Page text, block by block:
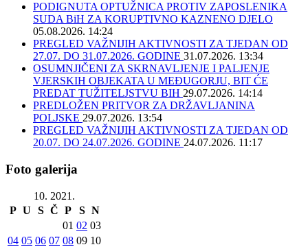
PODIGNUTA OPTUŽNICA PROTIV ZAPOSLENIKA
SUDA BiH ZA KORUPTIVNO KAZNENO DJELO
05.08.2026. 14:24
PREGLED VAŽNIJIH AKTIVNOSTI ZA TJEDAN OD
27.07. DO 31.07.2026. GODINE 31.07.2026. 13:34
OSUMNJIČENI ZA SKRNAVLJENJE I PALJENJE
VJERSKIH OBJEKATA U MEĐUGORJU, BIT ĆE
PREDAT TUŽITELJSTVU BIH 29.07.2026. 14:14
PREDLOŽEN PRITVOR ZA DRŽAVLJANINA
POLJSKE 29.07.2026. 13:54
PREGLED VAŽNIJIH AKTIVNOSTI ZA TJEDAN OD
20.07. DO 24.07.2026. GODINE 24.07.2026. 11:17
Foto galerija
10. 2021.
P U S Č P S N
01 02 03
04 05 06 07 08 09 10